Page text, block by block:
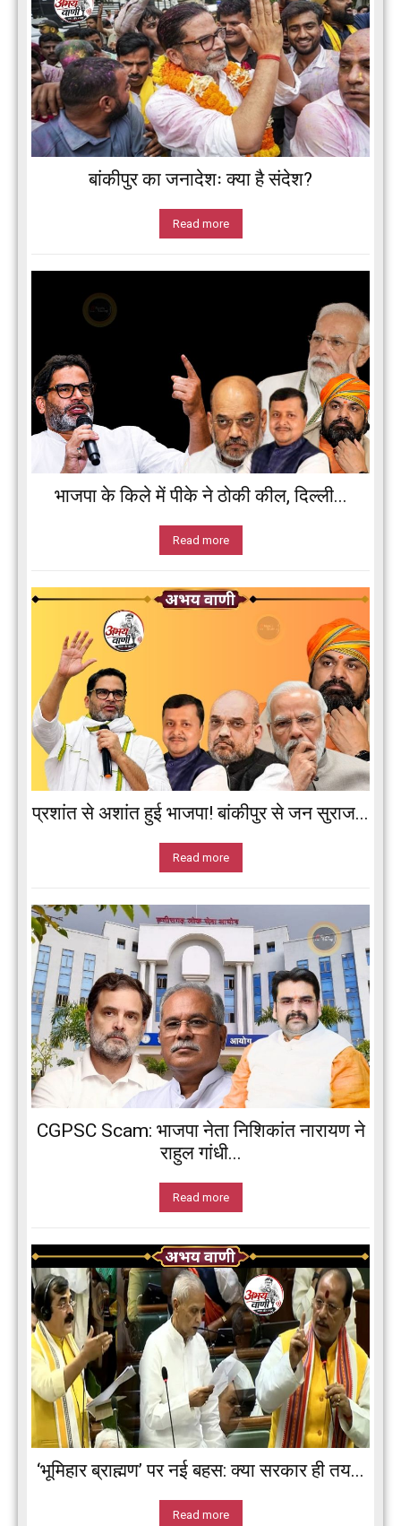
बांकीपुर का जनादेशः क्या है संदेश?
Read more
भाजपा के किले में पीके ने ठोकी कील, दिल्ली...
Read more
प्रशांत से अशांत हुई भाजपा! बांकीपुर से जन सुराज...
Read more
CGPSC Scam: भाजपा नेता निशिकांत नारायण ने
राहुल गांधी...
Read more
‘भूमिहार ब्राह्मण’ पर नई बहस: क्या सरकार ही तय...
Read more